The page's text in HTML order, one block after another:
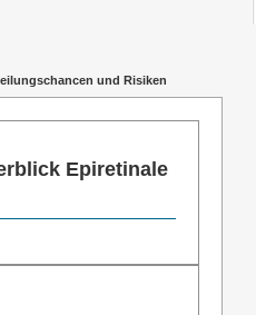
und Risiken
Epiretinale